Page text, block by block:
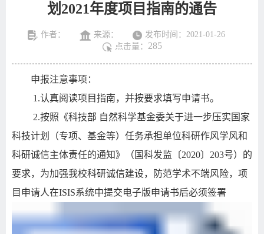
划2021年度项目指南的通告
作者： 来源：
发布时间：2021-01-26
点击量： 285
申报注意事项：
1.认真阅读项目指南，并按要求填写申请书。
2.按照《科技部 自然科学基金委关于进一步压实国家
科技计划（专项、基金等）任务承担单位科研作风学风和
科研诚信主体责任的通知》（国科发监〔2020〕 203号）的
要求，为加强我校科研诚信建设，防范学术不端风险，项
目申请人在ISIS系统中提交电子版申请书后必须签署